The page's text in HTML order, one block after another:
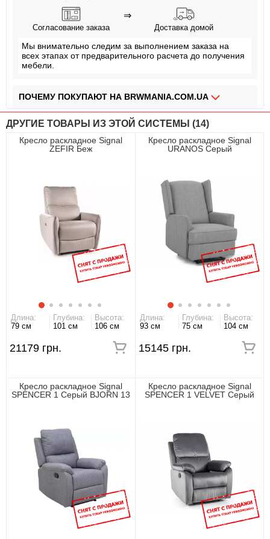
Согласование заказа
⇒
Доставка домой
Мы внимательно следим за выполнением заказа на
всех этапах от предварительного расчета до получения
мебели.
ПОЧЕМУ ПОКУПАЮТ НА BRWMANIA.COM.UA
ДОСТАВКА ЗА 2 ДНЯ
СБОРКА МЕБЕЛИ
99,9% ДОВОЛЬНЫХ КЛИЕНТОВ
ДРУГИЕ ТОВАРЫ ИЗ ЭТОЙ СИСТЕМЫ (14)
Кресло раскладное Signal
ZEFIR Беж
Длина:
79 см
Глубина:
101 см
Высота:
106 см
21179 грн.
Кресло раскладное Signal
URANOS Серый
Длина:
93 см
Глубина:
75 см
Высота:
104 см
15145 грн.
Кресло раскладное Signal
SPENCER 1 Серый BJORN 13
Кресло раскладное Signal
SPENCER 1 VELVET Серый